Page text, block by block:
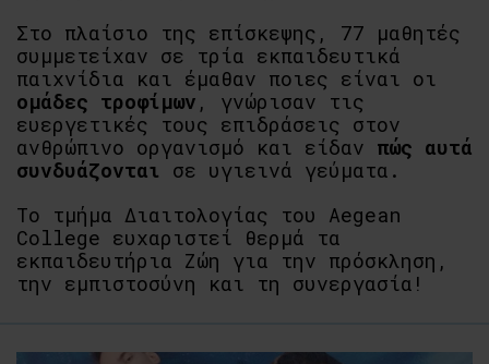
Στο πλαίσιο της επίσκεψης, 77 μαθητές
συμμετείχαν σε τρία εκπαιδευτικά
παιχνίδια και έμαθαν ποιες είναι οι
ομάδες τροφίμων , γνώρισαν τις
ευεργετικές τους επιδράσεις στον
ανθρώπινο οργανισμό και είδαν πώς αυτά
συνδυάζονται σε υγιεινά γεύματα.
Το τμήμα Διαιτολογίας του Aegean
College ευχαριστεί θερμά τα
εκπαιδευτήρια Ζώη για την πρόσκληση,
την εμπιστοσύνη και τη συνεργασία!